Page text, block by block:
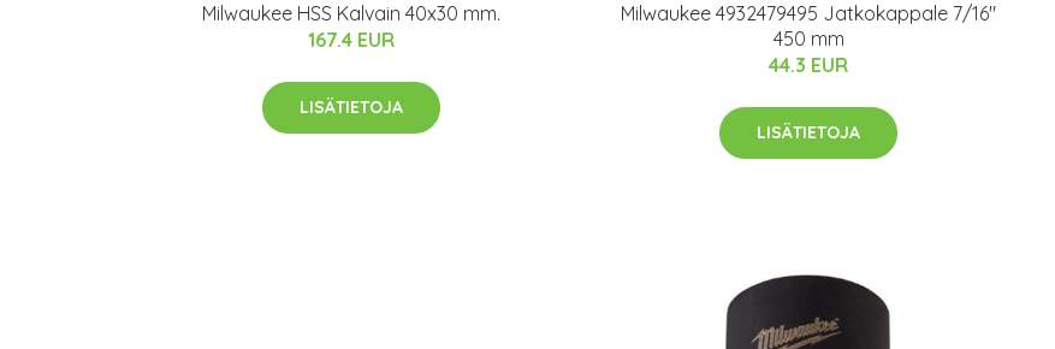
Milwaukee HSS Kalvain 40x30 mm.
167.4 EUR
LISÄTIETOJA
Milwaukee 4932479495 Jatkokappale 7/16"
450 mm
44.3 EUR
LISÄTIETOJA